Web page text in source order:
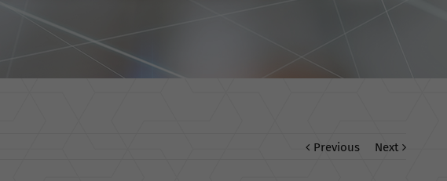
Previous Next